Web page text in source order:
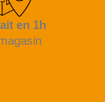
en 1h